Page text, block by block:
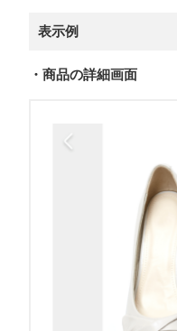
表示例
・商品の詳細画面